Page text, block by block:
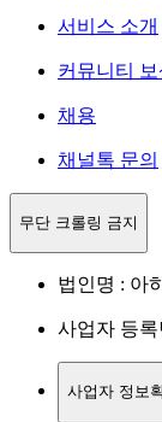
서비스 소개
커뮤니티
채용
채널톡 문의
무단 크롤링 금지
법인명 : 아
사업자 등록
사업자 정보